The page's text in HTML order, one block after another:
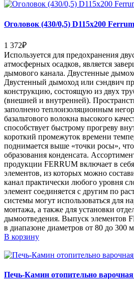
Оголовок (430/0,5) D115х200 Ferrum
1 372₽
Используется для предохранения
атмосферных осадков, является
дымового канала. Двустенные
Двустенный дымоход или сэндвич
конструкцию, состоящую из двух
(внешней и внутренней).
заполнено теплоизоляционным
базальтового волокна высокого
способствует быстрому прогреву
короткий промежуток времени
поднимается выше «точки росы»,
образования конденсата.
продукции FERRUM включает в
элементов, из которых можно
канал практически любого уровня
элемент соединяется с другим по
системы могут использоваться для
монтажа, а также для установки
дымоотведения. Выпуск элементов
в диапазоне диаметров от 80 до 300
В корзину
Печь-Камин отопительно